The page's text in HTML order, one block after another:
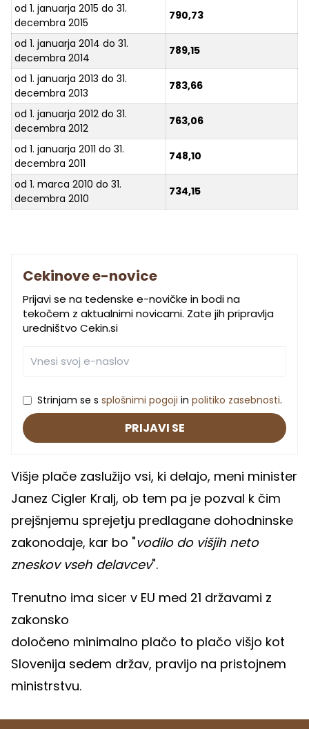
od 1. januarja 2015 do 31.
decembra 2015
790,73
od 1. januarja 2014 do 31.
decembra 2014
789,15
od 1. januarja 2013 do 31.
decembra 2013
783,66
od 1. januarja 2012 do 31.
decembra 2012
763,06
od 1. januarja 2011 do 31.
decembra 2011
748,10
od 1. marca 2010 do 31.
decembra 2010
734,15
Cekinove e-novice
Prijavi se na tedenske e-novičke in bodi na
tekočem z aktualnimi novicami. Zate jih pripravlja
uredništvo Cekin.si
Strinjam se s splošnimi pogoji in politiko zasebnosti.
PRIJAVI SE
Višje plače zaslužijo vsi, ki delajo, meni minister
Janez Cigler Kralj, ob tem pa je pozval k čim
prejšnjemu sprejetju predlagane dohodninske
zakonodaje, kar bo "vodilo do višjih neto
zneskov vseh delavcev".
Trenutno ima sicer v EU med 21 državami z
zakonsko
določeno minimalno plačo to plačo višjo kot
Slovenija sedem držav, pravijo na pristojnem
ministrstvu.